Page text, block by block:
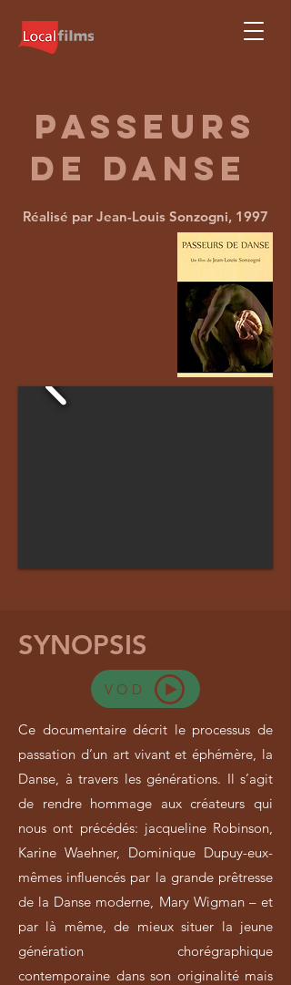
passeurs
de danse
Réalisé par Jean-Louis Sonzogni, 1997
SYNOPSIS
VOD
Ce documentaire décrit le processus de
passation d’un art vivant et éphémère, la
Danse, à travers les générations. Il s’agit
de rendre hommage aux créateurs qui
nous ont précédés: jacqueline Robinson,
Karine Waehner, Dominique Dupuy-eux-
mêmes influencés par la grande prêtresse
de la Danse moderne, Mary Wigman – et
par là même, de mieux situer la jeune
génération chorégraphique
contemporaine dans son originalité mais